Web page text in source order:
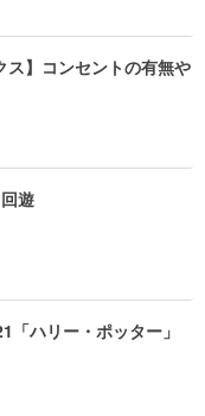
ス】コンセントの有無や
遊
「ハリー・ポッター」